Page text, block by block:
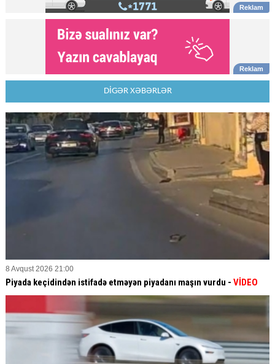
DİGƏR XƏBƏRLƏR
8 Avqust 2026 21:00
Piyada keçidindən istifadə etməyən piyadanı maşın vurdu - VİDEO